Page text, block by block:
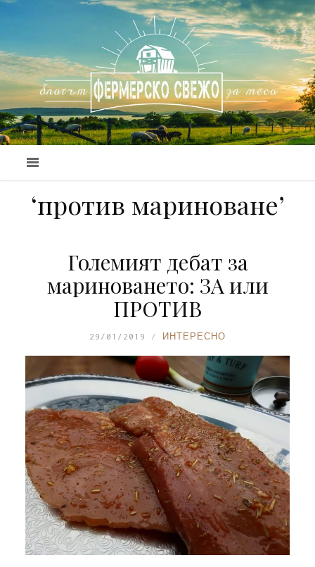
‘против мариноване’
Големият дебат за
мариноването: ЗА или
ПРОТИВ
29/01/2019 ИНТЕРЕСНО